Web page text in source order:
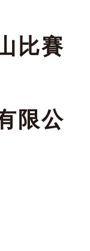
比賽
限公